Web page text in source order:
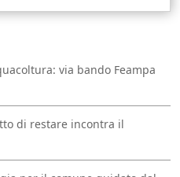
via bando Feampa
di restare incontra il